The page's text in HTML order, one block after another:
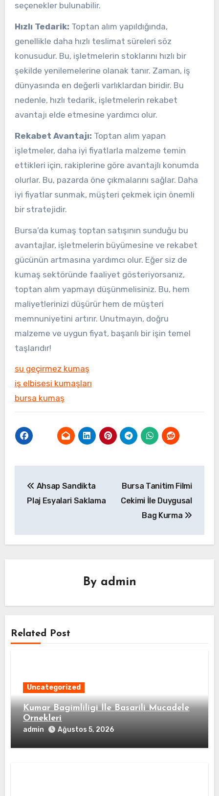
seçenekler bulunabilir.
Hızlı Tedarik: Toptan alım yapıldığında,
genellikle daha hızlı teslimat süreleri söz
konusudur. Bu, işletmelerin stoklarını hızlı bir
şekilde yenilemelerine olanak tanır. Zaman, iş
dünyasında en değerli varlıklardan biridir. Bu
nedenle, hızlı tedarik, işletmelerin rekabet
avantajı elde etmesine yardımcı olur.
Rekabet Avantajı: Toptan alım yapan
işletmeler, daha iyi fiyatlarla malzeme temin
ettikleri için, rakiplerine göre avantajlı konumda
olurlar. Bu, pazarda öne çıkmalarını sağlar. Daha
iyi fiyatlar sunmak, müşteri çekmek için önemli
bir stratejidir.
Bursa’da kumaş toptan satışının sunduğu bu
avantajlar, işletmelerin büyümesine ve rekabet
gücünün artmasına yardımcı olur. Eğer siz de
kumaş sektöründe faaliyet gösteriyorsanız,
toptan alım yapmayı düşünmelisiniz. Bu, hem
maliyetlerinizi düşürür hem de müşteri
memnuniyetini artırır. Unutmayın, doğru
malzeme ve uygun fiyat, başarılı bir işin temel
taşlarıdır!
su geçirmez kumaş
iş elbisesi kumaşları
bursa kumaş
gezinmesi
Ahsap Sandikta
Plaj Esyalari Saklama
Bursa Tanitim Filmi
Cekimi İle Duygusal
Bag Kurma
By admin
Related Post
Uncategorized
Kumar Bagimliligi İle Basarili Mucadele
Ornekleri
admin Ağustos 5, 2026